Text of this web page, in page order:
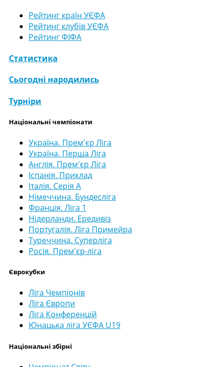
Рейтинг країн УЄФА
Рейтинг клубів УЄФА
Рейтинг ФІФА
Статистика
Сьогодні народились
Турніри
Національні чемпіонати
Україна. Прем'єр Ліга
Україна. Перша Ліга
Англія. Прем'єр Ліга
Іспанія. Приклад
Італія. Серія А
Німеччина. Бундесліга
Франція. Ліга 1
Нідерланди. Ередивіз
Португалія. Ліга Примейра
Туреччина. Суперліга
Росія. Прем'єр-ліга
Єврокубки
Ліга Чемпіонів
Ліга Європи
Ліга Конференцій
Юнацька ліга УЄФА U19
Національні збірні